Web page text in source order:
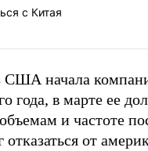
с Китая
США начала
в марте ее
и частоте
от